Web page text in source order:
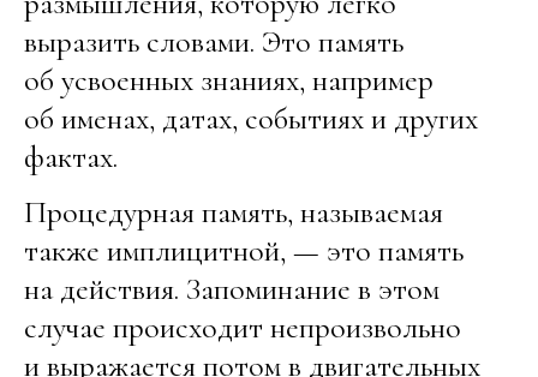
выразить словами. Это память
об усвоенных знаниях, например
об именах, датах, событиях и других
фактах.
Процедурная память, называемая
также имплицитной, — это память
на действия. Запоминание в этом
случае происходит непроизвольно
и выражается потом в двигательных